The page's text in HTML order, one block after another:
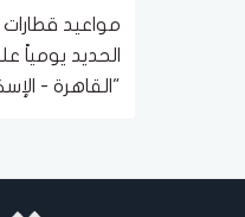
مواعيد
الحديد يومياً
"القاهرة -